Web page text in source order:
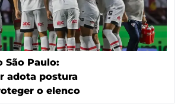
São Paulo:
adota postura
o elenco